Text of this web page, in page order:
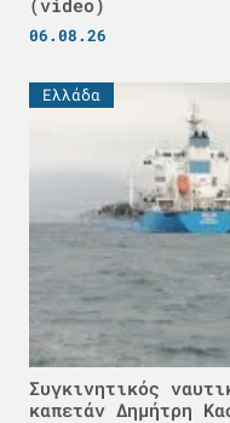
06.08.26
Ελλάδα
Συγκινητικός
καπετάν Δημήτρη